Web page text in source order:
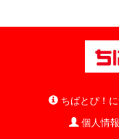
ちばとぴ！
個人情